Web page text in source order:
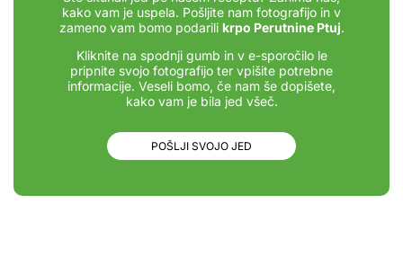
kako vam je uspela. Pošljite nam fotografijo in v
zameno vam bomo podarili krpo Perutnine Ptuj.
Kliknite na spodnji gumb in v e-sporočilo le
pripnite svojo fotografijo ter vpišite potrebne
informacije. Veseli bomo, če nam še dopišete,
kako vam je bila jed všeč.
POŠLJI SVOJO JED